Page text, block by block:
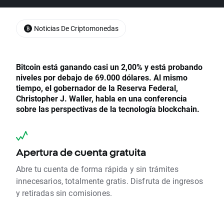
Bitcoin está ganando casi un 2,00% y está probando
niveles por debajo de 69.000 dólares. Al mismo
tiempo, el gobernador de la Reserva Federal,
Christopher J. Waller, habla en una conferencia
sobre las perspectivas de la tecnología blockchain.
Apertura de cuenta gratuita
Abre tu cuenta de forma rápida y sin trámites
innecesarios, totalmente gratis. Disfruta de ingresos
y retiradas sin comisiones.
Noticias De Criptomonedas